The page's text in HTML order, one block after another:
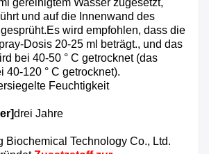
gereinigtem Wasser zugesetzt,
und auf die Innenwand des
wird empfohlen, dass die
Dosis 20-25 ml beträgt., und das
bei 40-50 ° C getrocknet (das
40-120 ° C getrocknet).
Feuchtigkeit
drei Jahre
Biochemical Technology Co., Ltd.